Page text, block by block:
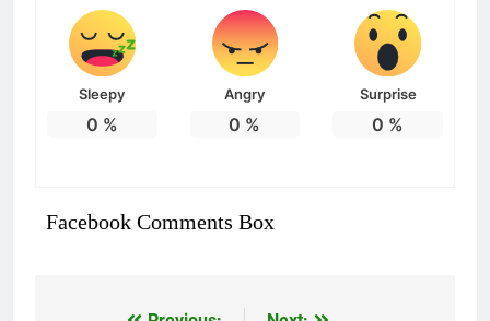
Sleepy
0 %
Angry
0 %
Surprise
0 %
Facebook Comments Box